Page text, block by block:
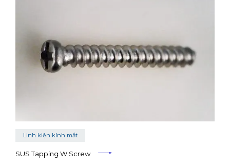
Linh kiện kính mắt
SUS Tapping W Screw